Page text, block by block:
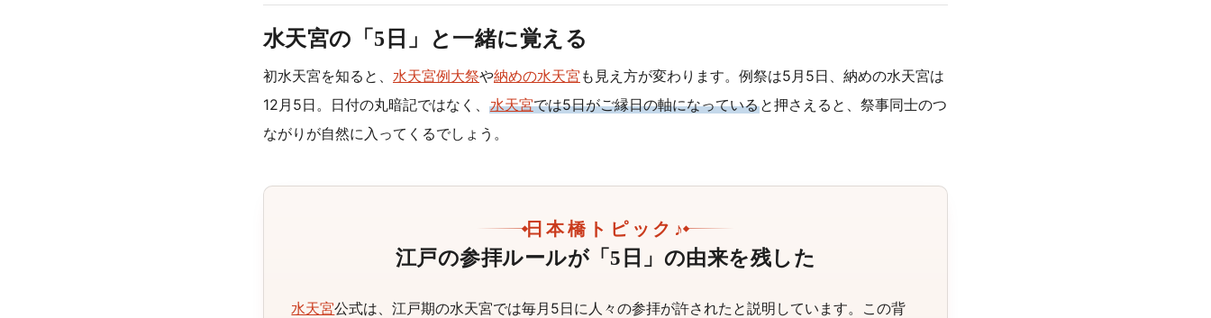
水天宮の「5日」と一緒に覚える
初水天宮を知ると、 水天宮例大祭や納めの水天宮 も見え方が変わります。例祭は5月5日、納めの水天宮は
12月5日。日付の丸暗記ではなく、 水天宮では5日がご縁日の軸になっていると押さえると、祭事同士のつ
ながりが自然に入ってくるでしょう。
日本橋トピック♪
江戸の参拝ルールが「5日」の由来を残した
水天宮公式は、江戸期の水天宮では毎月5日に人々の参拝が許されたと説明しています。この背